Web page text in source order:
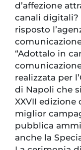
d’affezione
canali digitali?
risposto
“Adottalo in
realizzata per
di Napoli che
XXVII
miglior
pubblica
anche la